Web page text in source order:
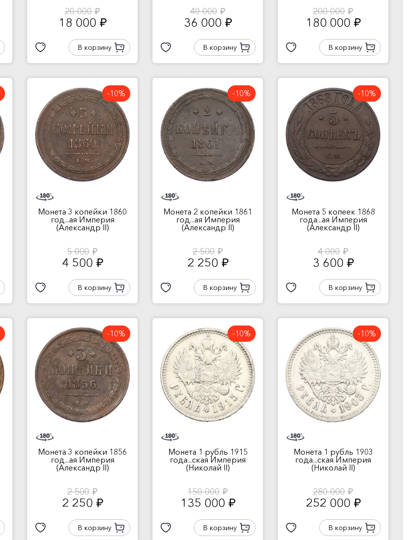
20 000 руб.
18 000 руб.
В корзину
40 000 руб.
36 000 руб.
В корзину
200 000 руб.
180 000 руб.
В корзину
-10%
Монета 3 копейки 1860
год...ая Империя
(Александр II)
5 000 руб.
4 500 руб.
В корзину
-10%
Монета 2 копейки 1861
год...ая Империя
(Александр II)
2 500 руб.
2 250 руб.
В корзину
-10%
Монета 5 копеек 1868
года...ая Империя
(Александр II)
4 000 руб.
3 600 руб.
В корзину
-10%
Монета 3 копейки 1856
год...ая Империя
(Александр II)
2 500 руб.
2 250 руб.
В корзину
-10%
Монета 1 рубль 1915
года...ская Империя
(Николай II)
150 000 руб.
135 000 руб.
В корзину
-10%
Монета 1 рубль 1903
года...ская Империя
(Николай II)
280 000 руб.
252 000 руб.
В корзину